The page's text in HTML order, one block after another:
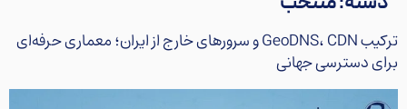
ترکیب GeoDNS، CDN و سرورهای خارج از ایران؛ معماری حرفه‌ای
برای دسترسی جهانی